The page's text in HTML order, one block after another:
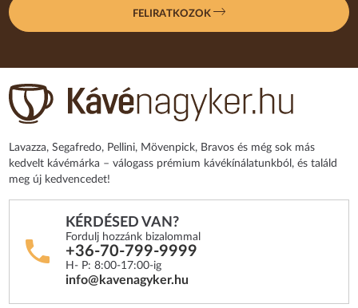
FELIRATKOZOK
Lavazza, Segafredo, Pellini, Mövenpick, Bravos és még sok más
kedvelt kávémárka – válogass prémium kávékínálatunkból, és találd
meg új kedvencedet!
KÉRDÉSED VAN?
Fordulj hozzánk bizalommal
+36-70-799-9999
H- P: 8:00-17:00-ig
info@kavenagyker.hu